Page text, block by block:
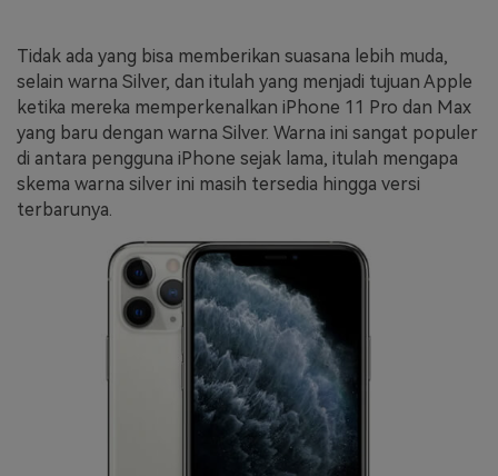
Tidak ada yang bisa memberikan suasana lebih muda,
selain warna Silver, dan itulah yang menjadi tujuan Apple
ketika mereka memperkenalkan iPhone 11 Pro dan Max
yang baru dengan warna Silver. Warna ini sangat populer
di antara pengguna iPhone sejak lama, itulah mengapa
skema warna silver ini masih tersedia hingga versi
terbarunya.